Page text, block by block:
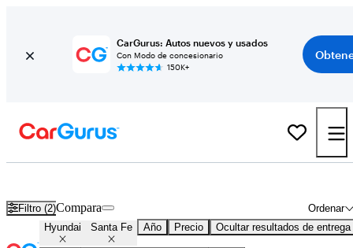
CarGurus: Autos nuevos y usados
Con Modo de concesionario
150K+
Filtro (2) Ordenar
Compara
Hyundai Santa Fe Año Precio Ocultar resultados de entrega